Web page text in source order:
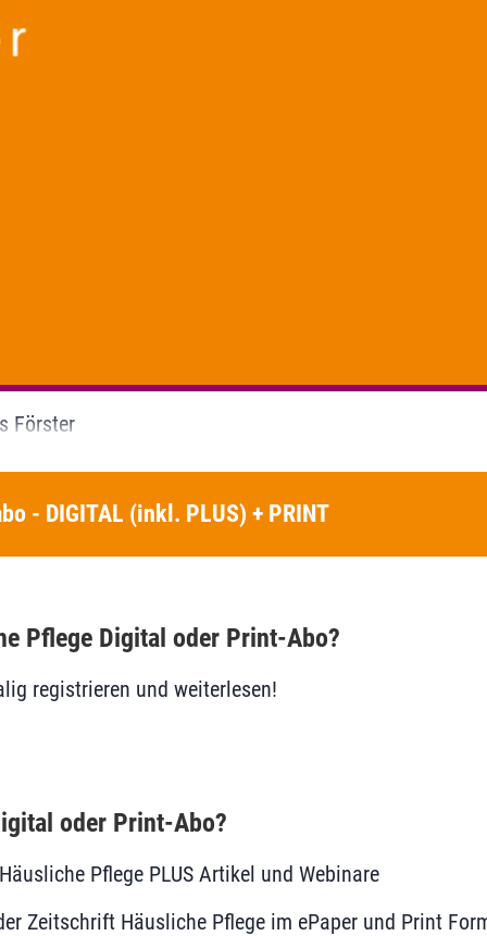
Förster
- DIGITAL (inkl. PLUS) + PRINT
Pflege Digital oder Print-Abo?
registrieren und weiterlesen!
oder Print-Abo?
Pflege PLUS Artikel und Webinare
Zeitschrift Häusliche Pflege im ePaper und Print